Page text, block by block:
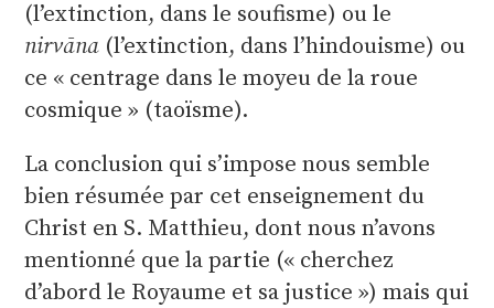
(l’extinction, dans le soufisme) ou le
nirvāna(l’extinction, dans l’hindouisme) ou
ce « centrage dans le moyeu de la roue
cosmique » (taoïsme).
La conclusion qui s’impose nous semble
bien résumée par cet enseignement du
Christ en S. Matthieu, dont nous n’avons
mentionné que la partie (« cherchez
d’abord le Royaume et sa justice ») mais qui